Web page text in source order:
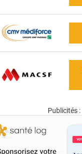
Publicités :